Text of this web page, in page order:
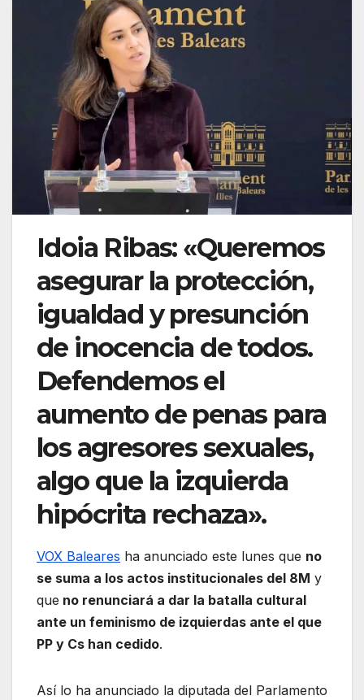
Idoia Ribas: «Queremos
asegurar la protección,
igualdad y presunción
de inocencia de todos.
Defendemos el
aumento de penas para
los agresores sexuales,
algo que la izquierda
hipócrita rechaza».
VOX Baleares ha anunciado este lunes que no
se suma a los actos institucionales del 8M y
que no renunciará a dar la batalla cultural
ante un feminismo de izquierdas ante el que
PP y Cs han cedido.
Así lo ha anunciado la diputada del Parlamento